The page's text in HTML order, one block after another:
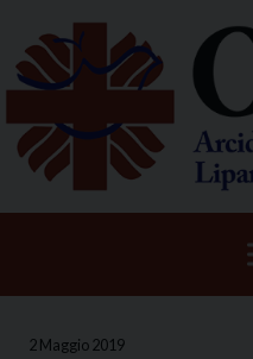
content
2 Maggio 2019